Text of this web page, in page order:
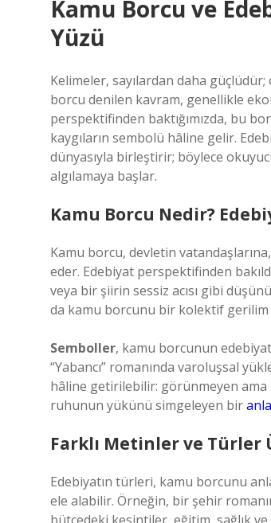
Kamu Borcu ve
Yüzü
Kelimeler, sayılardan daha
borcu denilen kavram, genellikle
perspektifinden baktığımızda, bu
kaygıların sembolü hâline gelir.
dünyasıyla birleştirir; böylece
algılamaya başlar.
Kamu Borcu Nedir?
Kamu borcu, devletin
eder. Edebiyat perspektifinden
veya bir şiirin sessiz acısı gibi
da kamu borcunu bir kolektif gerilim
Semboller, kamu borcunun
“Yabancı” romanında varoluşsal
hâline getirilebilir: görünmeyen ama
ruhunun yükünü simgeleyen bir
Farklı Metinler ve Türler
Edebiyatın türleri, kamu borcunu
ele alabilir. Örneğin, bir şehir